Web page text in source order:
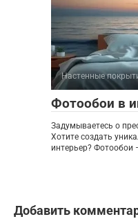
Настенные
Фотообои в
Задумываетесь о
Хотите создать
интерьер? Фотообои
Добавить